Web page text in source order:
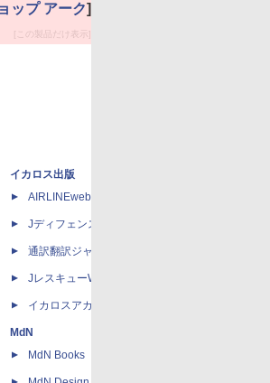
ップ アーク]
[この製品だけ表示]
イカロス出版
AIRLINEweb
Jディフェンスニュース
通訳翻訳ジャーナル
JレスキューWeb
イカロスアカデミー
MdN
MdN Books